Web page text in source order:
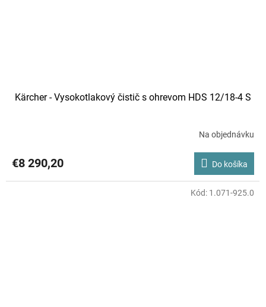
Kärcher - Vysokotlakový čistič s ohrevom HDS 12/18-4 S
Na objednávku
€8 290,20 Do košíka
Kód: 1.071-925.0